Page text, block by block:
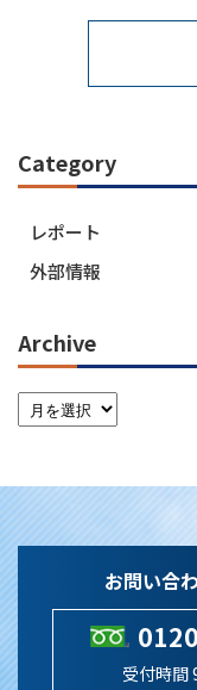
Category
レポート
外部情報
Archive
お問い合
受付時間